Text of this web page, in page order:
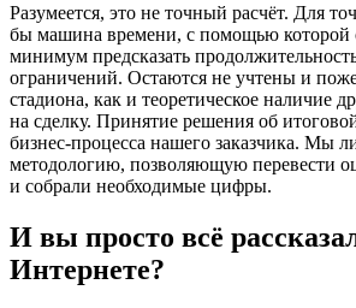
Разумеется, это не точный расчёт. Для
бы машина времени, с помощью которой
минимум предсказать
ограничений. Остаются не учтены и
стадиона, как и теоретическое наличие
на сделку. Принятие решения об
бизнес-процесса нашего заказчика. Мы
методологию, позволяющую перевести
и собрали необходимые цифры.
И вы просто всё
Интернете?